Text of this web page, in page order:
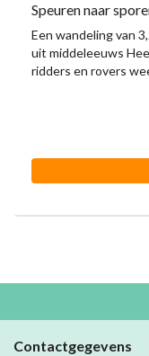
Speuren naar
Een wandeling van
uit middeleeuws
ridders en rovers
Contactgegevens